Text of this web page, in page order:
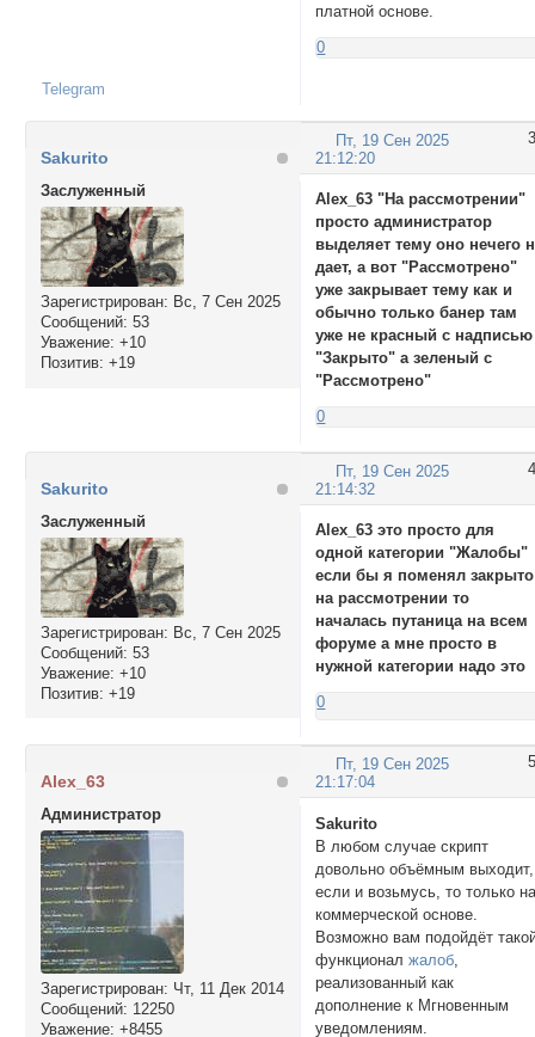
платной основе.
0
Telegram
3
Пт, 19 Сен 2025
21:12:20
Sakurito
Заслуженный
Зарегистрирован: Вс, 7 Сен 2025
Сообщений: 53
Уважение: +10
Позитив: +19
Alex_63 "На рассмотрении"
просто администратор
выделяет тему оно нечего
дает, а вот "Рассмотрено"
уже закрывает тему как и
обычно только банер там
уже не красный с надписью
"Закрыто" а зеленый с
"Рассмотрено"
0
4
Пт, 19 Сен 2025
21:14:32
Sakurito
Заслуженный
Зарегистрирован: Вс, 7 Сен 2025
Сообщений: 53
Уважение: +10
Позитив: +19
Alex_63 это просто для
одной категории "Жалобы"
если бы я поменял закрыто
на рассмотрении то
началась путаница на всем
форуме а мне просто в
нужной категории надо это
0
5
Пт, 19 Сен 2025
21:17:04
Alex_63
Администратор
Зарегистрирован: Чт, 11 Дек 2014
Сообщений: 12250
Уважение: +8455
Sakurito
В любом случае скрипт
довольно объёмным выходит,
если и возьмусь, то только
коммерческой основе.
Возможно вам подойдёт
функционалжалоб
реализованный как
дополнение к Мгновенным
уведомлениям.